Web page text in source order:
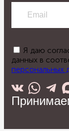
Я даю
данных в
персональных